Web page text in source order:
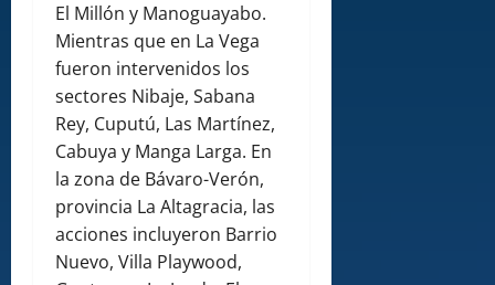
El Millón y Manoguayabo.
Mientras que en La Vega
fueron intervenidos los
sectores Nibaje, Sabana
Rey, Cuputú, Las Martínez,
Cabuya y Manga Larga. En
la zona de Bávaro-Verón,
provincia La Altagracia, las
acciones incluyeron Barrio
Nuevo, Villa Playwood,